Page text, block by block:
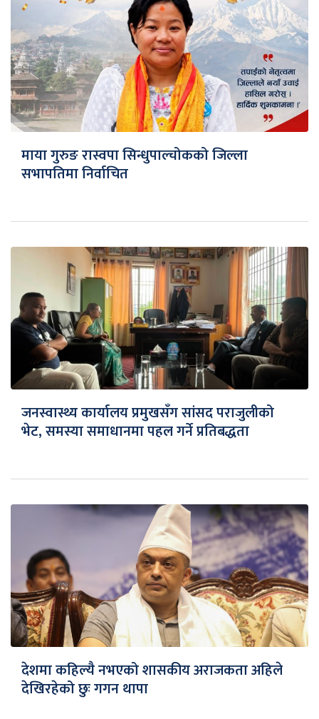
माया गुरुङ रास्वपा सिन्धुपाल्चोकको जिल्ला
सभापतिमा निर्वाचित
जनस्वास्थ्य कार्यालय प्रमुखसँग सांसद पराजुलीको
भेट, समस्या समाधानमा पहल गर्ने प्रतिबद्धता
देशमा कहिल्यै नभएको शासकीय अराजकता अहिले
देखिरहेको छुः गगन थापा